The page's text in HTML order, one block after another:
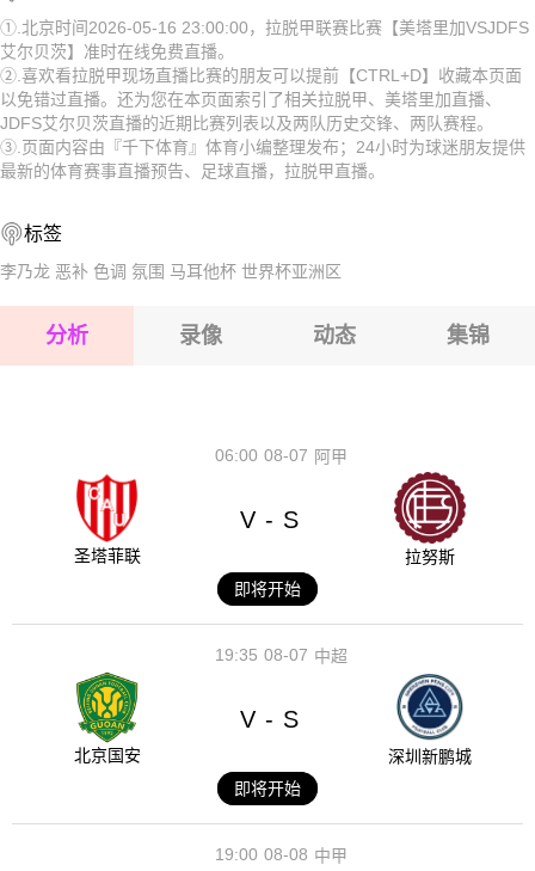
2026-08-15 【拉脱甲】 美塔里加VSJDFS艾尔贝茨
2026-08-15 【拉脱甲】 美塔里加VSJDFS艾尔贝茨
2026-08-15 【拉脱甲】 美塔里加VSJDFS艾尔贝茨
2026-08-15 【拉脱甲】 美塔里加VSJDFS艾尔贝茨
2026-08-15 【拉脱甲】 美塔里加VSJDFS艾尔贝茨
2026-08-15 【拉脱甲】 美塔里加VSJDFS艾尔贝茨
2026-08-15 【拉脱甲】 美塔里加VSJDFS艾尔贝茨
①.北京时间2026-05-16 23:00:00，拉脱甲联赛比赛【美塔里加VSJDFS
艾尔贝茨】准时在线免费直播。
②.喜欢看拉脱甲现场直播比赛的朋友可以提前【CTRL+D】收藏本页面
以免错过直播。还为您在本页面索引了相关拉脱甲、美塔里加直播、
JDFS艾尔贝茨直播的近期比赛列表以及两队历史交锋、两队赛程。
③.页面内容由『千下体育』体育小编整理发布；24小时为球迷朋友提供
最新的体育赛事直播预告、足球直播，拉脱甲直播。
标签
李乃龙 恶补 色调 氛围 马耳他杯 世界杯亚洲区
分析 录像 动态 集锦
08-07
06:00 阿甲
圣塔菲联
V - S
拉努斯
即将开始
08-07
19:35 中超
北京国安
V - S
深圳新鹏城
即将开始
08-08
19:00 中甲